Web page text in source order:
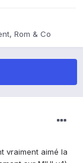
Rom & Co
vraiment aimé la